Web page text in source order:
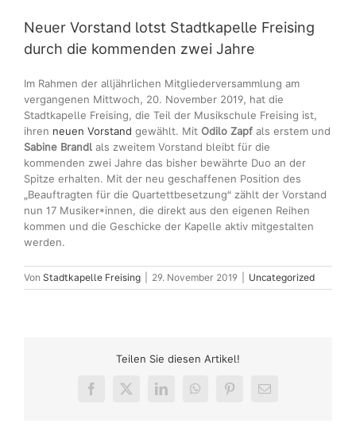
Neuer Vorstand lotst Stadtkapelle Freising
durch die kommenden zwei Jahre
Im Rahmen der alljährlichen Mitgliederversammlung am
vergangenen Mittwoch, 20. November 2019, hat die
Stadtkapelle Freising, die Teil der Musikschule Freising ist,
ihren neuen Vorstand gewählt. Mit Odilo Zapf als erstem und
Sabine Brandl als zweitem Vorstand bleibt für die
kommenden zwei Jahre das bisher bewährte Duo an der
Spitze erhalten. Mit der neu geschaffenen Position des
„Beauftragten für die Quartettbesetzung“ zählt der Vorstand
nun 17 Musiker*innen, die direkt aus den eigenen Reihen
kommen und die Geschicke der Kapelle aktiv mitgestalten
werden.
Von Stadtkapelle Freising 29. November 2019 Uncategorized
Teilen Sie diesen Artikel!
Facebook
X LinkedInWhatsAppPinterest
E-